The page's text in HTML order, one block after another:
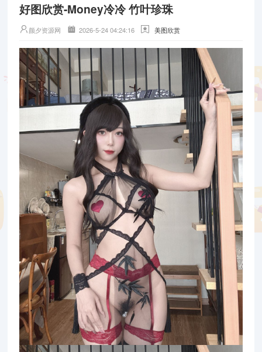
好图欣赏-Money冷冷 竹叶珍珠
颜夕资源网 2026-5-24 04:24:16 美图欣赏